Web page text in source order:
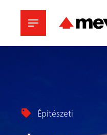
Építészeti